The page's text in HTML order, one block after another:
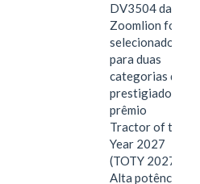
DV3504 da
Zoomlion foi
selecionado
para duas
categorias do
prestigiado
prêmio
Tractor of the
Year 2027
(TOTY 2027:
Alta potência